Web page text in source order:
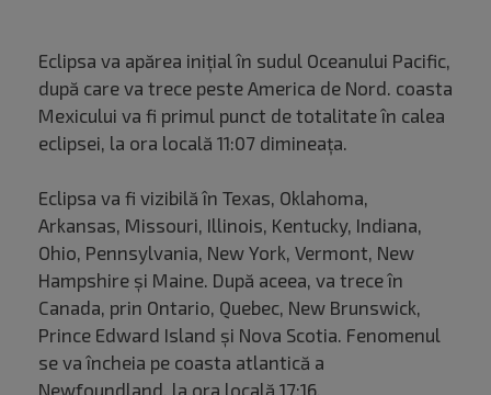
Eclipsa va apărea inițial în sudul Oceanului Pacific,
după care va trece peste America de Nord. coasta
Mexicului va fi primul punct de totalitate în calea
eclipsei, la ora locală 11:07 dimineața.
Eclipsa va fi vizibilă în Texas, Oklahoma,
Arkansas, Missouri, Illinois, Kentucky, Indiana,
Ohio, Pennsylvania, New York, Vermont, New
Hampshire și Maine. După aceea, va trece în
Canada, prin Ontario, Quebec, New Brunswick,
Prince Edward Island și Nova Scotia. Fenomenul
se va încheia pe coasta atlantică a
Newfoundland, la ora locală 17:16.